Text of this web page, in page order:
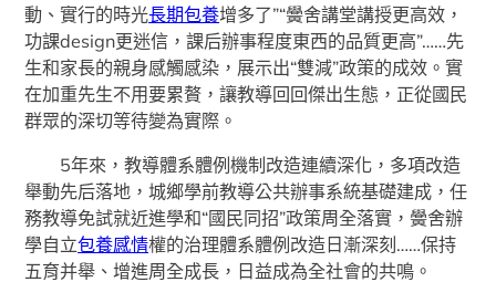
動、實行的時光長期包養增多了”“黌舍講堂講授更高效，
功課design更迷信，課后辦事程度東西的品質更高”……先
生和家長的親身感觸感染，展示出“雙減”政策的成效。實
在加重先生不用要累贅，讓教導回回傑出生態，正從國民
群眾的深切等待變為實際。
5年來，教導體系體例機制改造連續深化，多項改造
舉動先后落地，城鄉學前教導公共辦事系統基礎建成，任
務教導免試就近進學和“國民同招”政策周全落實，黌舍辦
學自立包養感情權的治理體系體例改造日漸深刻……保持
五育并舉、增進周全成長，日益成為全社會的共鳴。